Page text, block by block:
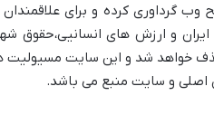
وب گرداوری کرده و برای
و ارزش های انسانیی،حقوق
خواهد شد و این سایت مسیولیت
اصلی و سایت منبع می باشد.